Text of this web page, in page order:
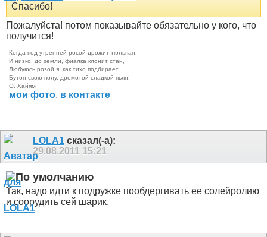
Спасибо!
Пожалуйста! потом показывайте обязательно у кого, что
получится!
Когда под утренней росой дрожит тюльпан,
И низко, до земли, фиалка клонит стан,
Любуюсь розой я: как тихо подбирает
Бутон свою полу, дремотой сладкой пьян!
О. Хайям
мои фото, в контакте
LOLA1 сказал(-а):
29.08.2011 15:21
Так, надо идти к подружке пообдергивать ее солейролию
и соорудить сей шарик.